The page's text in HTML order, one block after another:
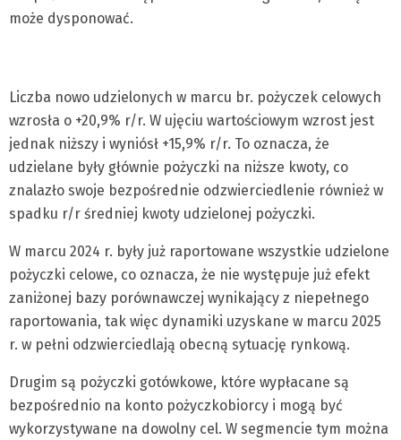
może dysponować.
Liczba nowo udzielonych w marcu br. pożyczek celowych
wzrosła o +20,9% r/r. W ujęciu wartościowym wzrost jest
jednak niższy i wyniósł +15,9% r/r. To oznacza, że
udzielane były głównie pożyczki na niższe kwoty, co
znalazło swoje bezpośrednie odzwierciedlenie również w
spadku r/r średniej kwoty udzielonej pożyczki.
W marcu 2024 r. były już raportowane wszystkie udzielone
pożyczki celowe, co oznacza, że nie występuje już efekt
zaniżonej bazy porównawczej wynikający z niepełnego
raportowania, tak więc dynamiki uzyskane w marcu 2025
r. w pełni odzwierciedlają obecną sytuację rynkową.
Drugim są pożyczki gotówkowe, które wypłacane są
bezpośrednio na konto pożyczkobiorcy i mogą być
wykorzystywane na dowolny cel. W segmencie tym można